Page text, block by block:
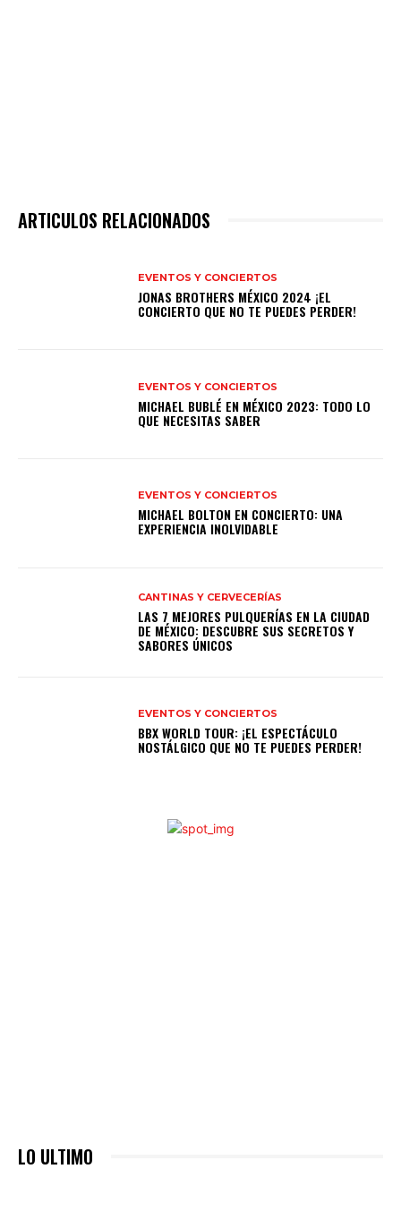
ARTICULOS RELACIONADOS
EVENTOS Y CONCIERTOS
JONAS BROTHERS MÉXICO 2024 ¡EL
CONCIERTO QUE NO TE PUEDES PERDER!
EVENTOS Y CONCIERTOS
MICHAEL BUBLÉ EN MÉXICO 2023: TODO LO
QUE NECESITAS SABER
EVENTOS Y CONCIERTOS
MICHAEL BOLTON EN CONCIERTO: UNA
EXPERIENCIA INOLVIDABLE
CANTINAS Y CERVECERÍAS
LAS 7 MEJORES PULQUERÍAS EN LA CIUDAD
DE MÉXICO: DESCUBRE SUS SECRETOS Y
SABORES ÚNICOS
EVENTOS Y CONCIERTOS
BBX WORLD TOUR: ¡EL ESPECTÁCULO
NOSTÁLGICO QUE NO TE PUEDES PERDER!
LO ULTIMO